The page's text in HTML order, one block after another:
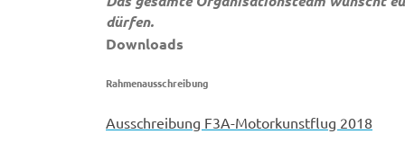
dürfen.
Downloads
Rahmenausschreibung
Ausschreibung F3A-Motorkunstflug 2018